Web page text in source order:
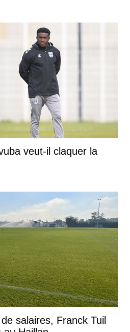
veut-il claquer la
salaires, Franck Tuil